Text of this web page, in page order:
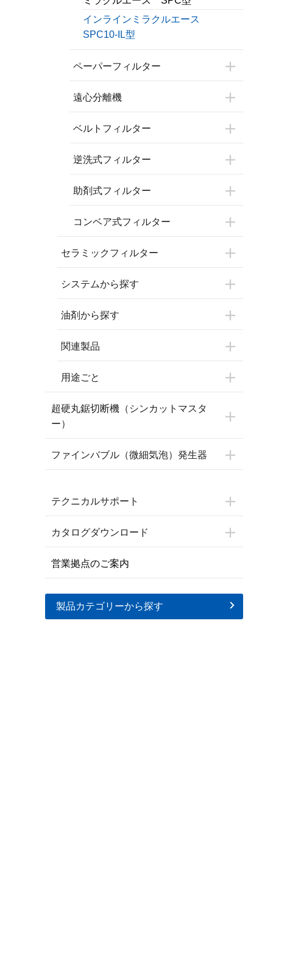
インラインミラクルエース
SPC10-IL型
ペーパーフィルター
遠心分離機
ベルトフィルター
逆洗式フィルター
助剤式フィルター
コンベア式フィルター
セラミックフィルター
システムから探す
油剤から探す
関連製品
用途ごと
超硬丸鋸切断機（シンカットマスタ
ー）
ファインバブル（微細気泡）発生器
テクニカルサポート
カタログダウンロード
営業拠点のご案内
製品カテゴリーから探す